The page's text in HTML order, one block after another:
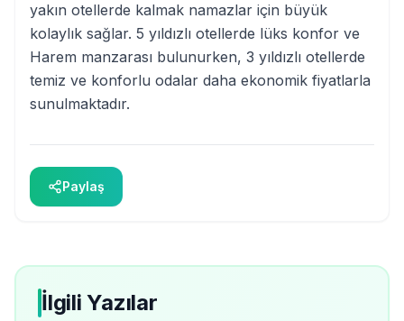
yakın otellerde kalmak namazlar için büyük
kolaylık sağlar. 5 yıldızlı otellerde lüks konfor ve
Harem manzarası bulunurken, 3 yıldızlı otellerde
temiz ve konforlu odalar daha ekonomik fiyatlarla
sunulmaktadır.
Paylaş
İlgili Yazılar